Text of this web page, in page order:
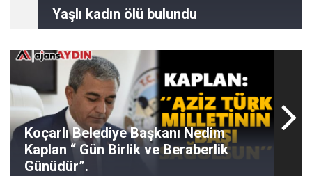
Yaşlı kadın ölü bulundu
Koçarlı Belediye Başkanı Nedim
Kaplan “ Gün Birlik ve Beraberlik
Günüdür”.